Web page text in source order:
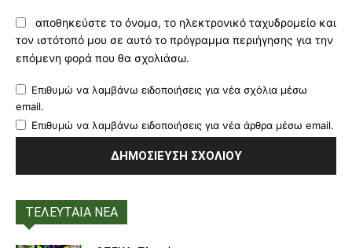
αποθηκεύστε το όνομα, το ηλεκτρονικό ταχυδρομείο και
τον ιστότοπό μου σε αυτό το πρόγραμμα περιήγησης για την
επόμενη φορά που θα σχολιάσω.
Επιθυμώ να λαμβάνω ειδοποιήσεις για νέα σχόλια μέσω
email.
Επιθυμώ να λαμβάνω ειδοποιήσεις για νέα άρθρα μέσω email.
ΤΕΛΕΥΤΑΙΑ ΝΕΑ